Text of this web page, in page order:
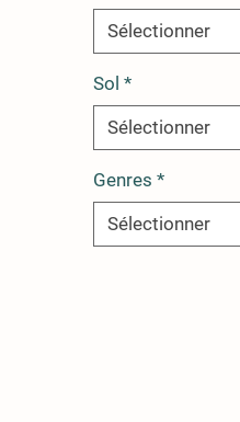
Sélectionner
Sol *
Sélectionner
Genres *
Sélectionner